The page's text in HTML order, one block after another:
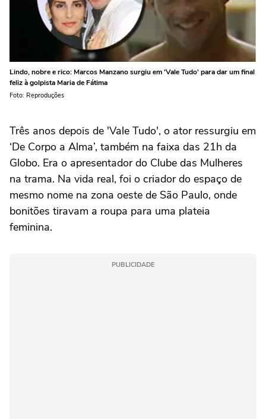
Lindo, nobre e rico: Marcos Manzano surgiu em 'Vale Tudo' para dar um final
feliz à golpista Maria de Fátima
Foto: Reproduções
Três anos depois de 'Vale Tudo', o ator ressurgiu em
‘De Corpo a Alma’, também na faixa das 21h da
Globo. Era o apresentador do Clube das Mulheres
na trama. Na vida real, foi o criador do espaço de
mesmo nome na zona oeste de São Paulo, onde
bonitões tiravam a roupa para uma plateia
feminina.
PUBLICIDADE